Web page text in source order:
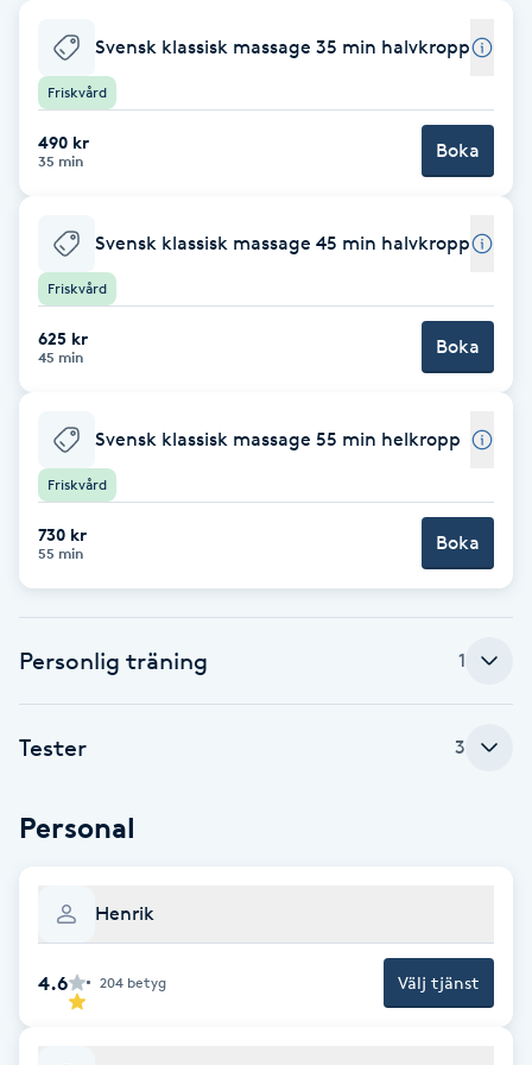
Babylights
Balayage
Barber
Barnklippning
Blowout
Bottenfärg
Brynformning
Brynplockning
C
Color correction
Svensk klassisk massage 35 min halvkropp
Friskvård
490 kr
35 min Boka
Svensk klassisk massage 45 min halvkropp
Friskvård
625 kr
45 min Boka
Svensk klassisk massage 55 min helkropp
Friskvård
730 kr
55 min Boka
Personlig träning 1
Tester 3
Personal
Henrik
4.6 204 betyg Välj tjänst